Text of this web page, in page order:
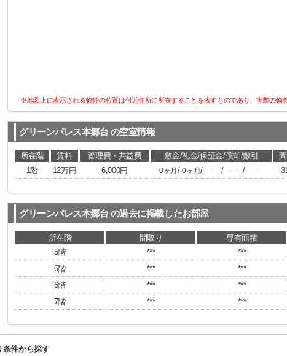
※地図上に表示される物件の位置は付近住所に所在することを表すものであり、実際の物
グリーンパレス本郷台 の空室情報
所在階 賃料 管理費・共益費 敷金/礼金/保証金/償却/敷引
1階
12万円 6,000円 0ヶ月/0ヶ月/ - / - / -
グリーンパレス本郷台 の過去に掲載したお部屋
所在階 間取り 専有面積
5階
*** ***
6階
*** ***
6階
*** ***
7階
*** ***
条件から探す